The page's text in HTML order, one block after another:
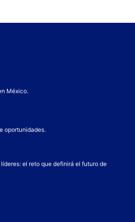
México.
oportunidades.
el reto que definirá el futuro de